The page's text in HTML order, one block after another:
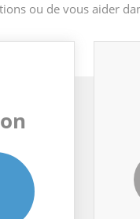
ou de vous aider